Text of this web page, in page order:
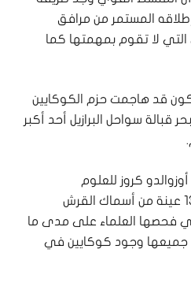
المستمر من مرافق
لا تقوم بمهمتها كما
قد هاجمت حزم الكوكايين
قبالة سواحل البرازيل أحد أكبر
كروز للعلوم
والتكنولوجيا والصحة، فإن 13 عينة من أسماك القرش
التي فحصها العلماء على مدى ما
جميعها وجود كوكايين في